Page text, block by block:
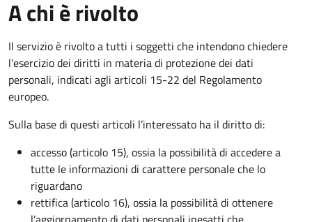
A chi è rivolto
Il servizio è rivolto a tutti i soggetti che intendono chiedere
l’esercizio dei diritti in materia di protezione dei dati
personali, indicati agli articoli 15-22 del Regolamento
europeo.
Sulla base di questi articoli l’interessato ha il diritto di:
accesso (articolo 15), ossia la possibilità di accedere a
tutte le informazioni di carattere personale che lo
riguardano
rettifica (articolo 16), ossia la possibilità di ottenere